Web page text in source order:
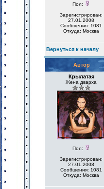
Пол:
Зарегистрирован:
27.01.2008
Сообщения: 1081
Откуда: Москва
Вернуться к началу
Автор
Крылатая
Жена дварха
Пол:
Зарегистрирован:
27.01.2008
Сообщения: 1081
Откуда: Москва